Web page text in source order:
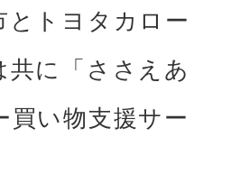
とトヨタカロー
共に「ささえあ
買い物⽀援サー